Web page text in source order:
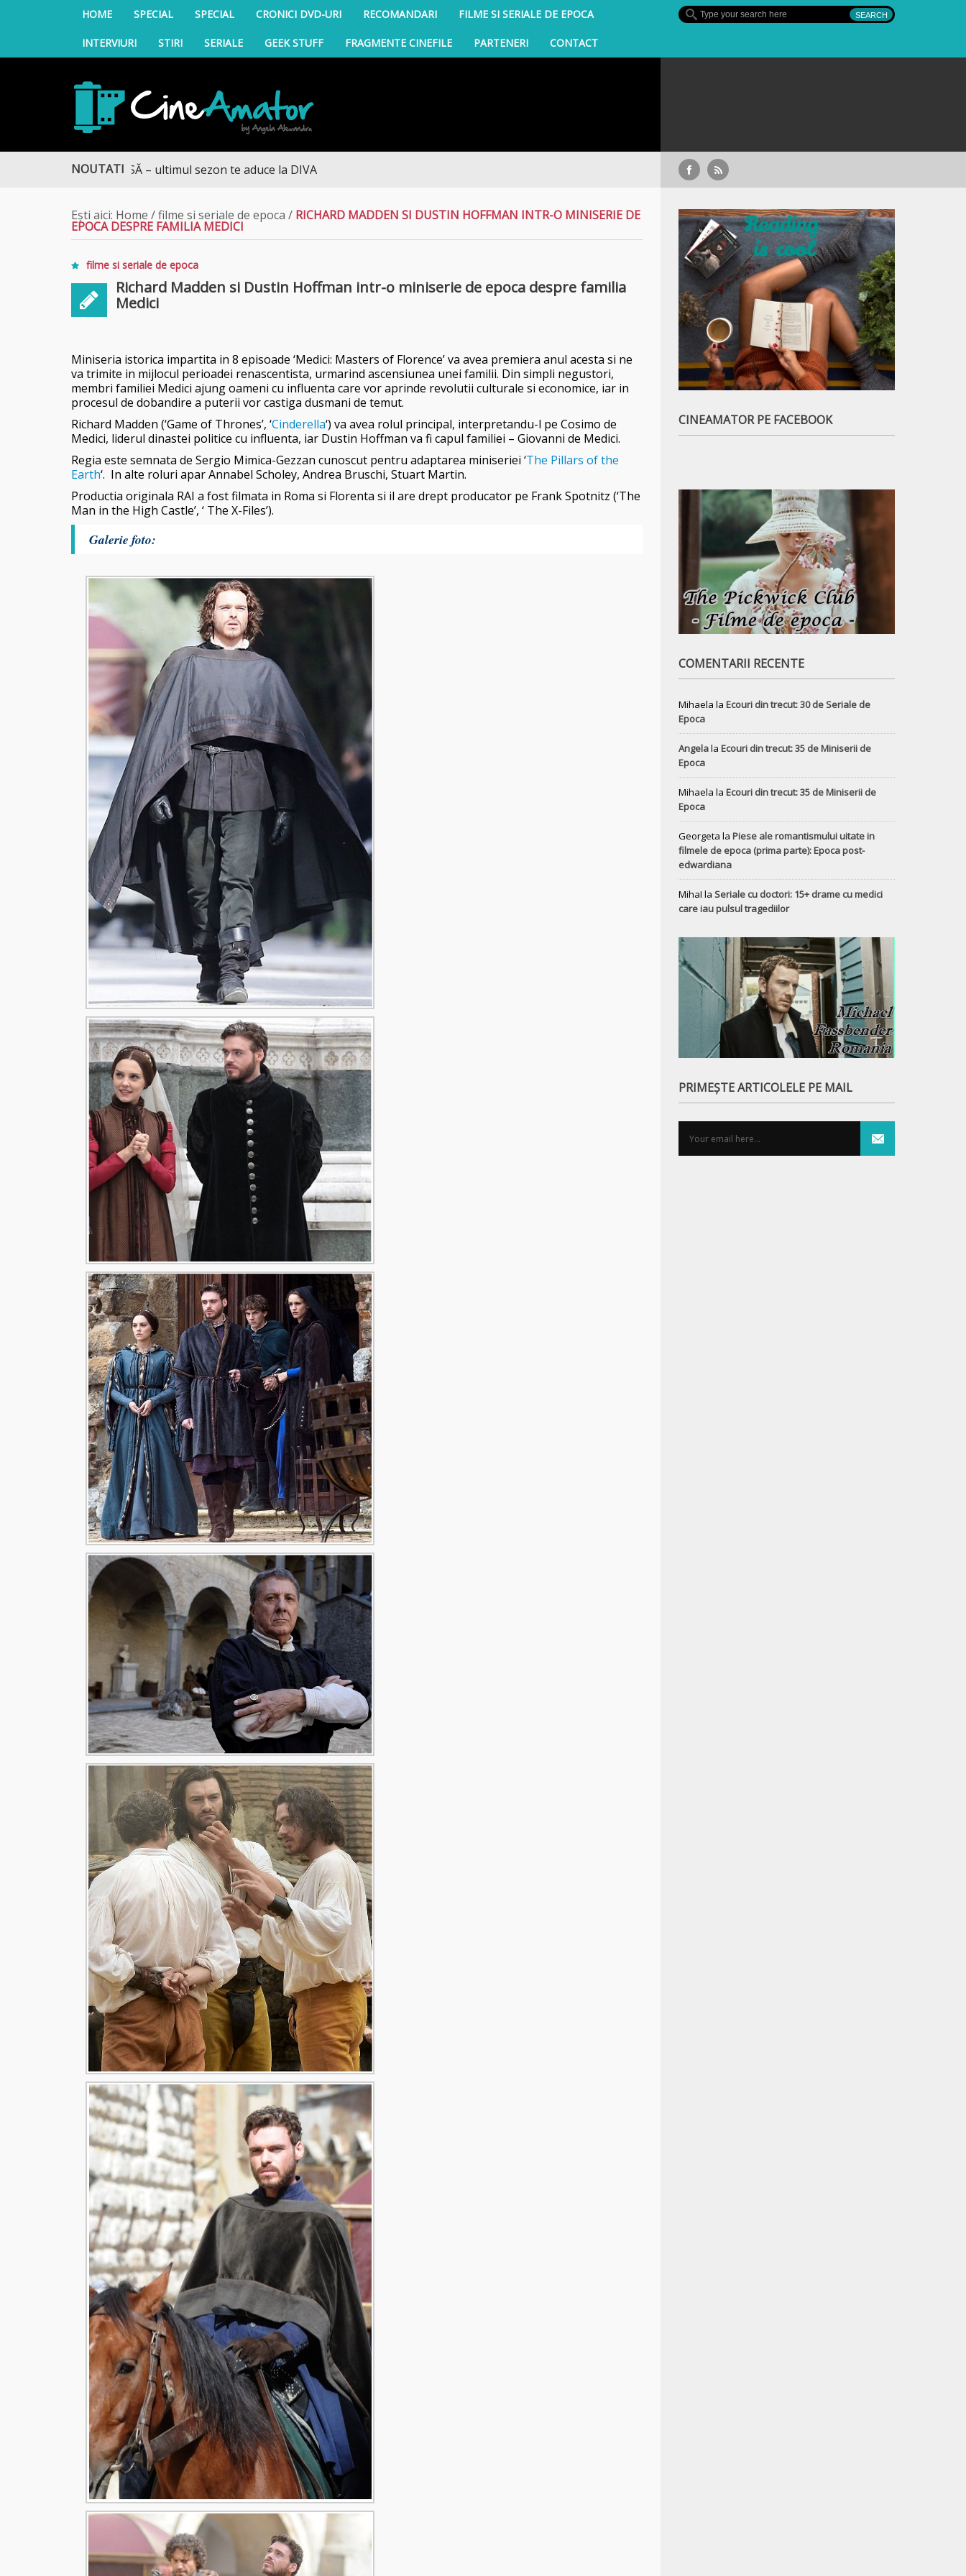
HOME SPECIAL SPECIAL CRONICI DVD-URI RECOMANDARI FILME SI SERIALE DE EPOCA
INTERVIURI STIRI SERIALE GEEK STUFF FRAGMENTE CINEFILE PARTENERI CONTACT
CineAmator
NOUTATI
SPRE CASĂ – ultimul sezon te aduce la DIVA Sullivan’s Crossing – finalul sezonului 4, pe Diva
Ești aici: Home /filme si seriale de epoca / RICHARD MADDEN SI DUSTIN HOFFMAN INTR-O MINISERIE DE
EPOCA DESPRE FAMILIA MEDICI
filme si seriale de epoca
Richard Madden si Dustin Hoffman intr-o miniserie de epoca despre familia
Medici
Miniseria istorica impartita in 8 episoade ‘Medici: Masters of Florence’ va avea premiera anul acesta si ne
va trimite in mijlocul perioadei renascentista, urmarind ascensiunea unei familii. Din simpli negustori,
membri familiei Medici ajung oameni cu influenta care vor aprinde revolutii culturale si economice, iar in
procesul de dobandire a puterii vor castiga dusmani de temut.
Richard Madden (‘Game of Thrones’, ‘Cinderella‘) va avea rolul principal, interpretandu-l pe Cosimo de
Medici, liderul dinastei politice cu influenta, iar Dustin Hoffman va fi capul familiei – Giovanni de Medici.
Regia este semnata de Sergio Mimica-Gezzan cunoscut pentru adaptarea miniseriei ‘The Pillars of the
Earth‘. In alte roluri aparAnnabel Scholey, Andrea Bruschi, Stuart Martin.
Productia originala RAI a fost filmata in Roma si Florenta si il are drept producator pe Frank Spotnitz (‘The
Man in the High Castle’, ‘ The X-Files’).
Galerie foto:
CINEAMATOR PE FACEBOOK
COMENTARII RECENTE
Mihaela la Ecouri din trecut: 30 de Seriale de
Epoca
Angelala Ecouri din trecut: 35 de Miniserii de
Epoca
Mihaela la Ecouri din trecut: 35 de Miniserii de
Epoca
Georgeta la Piese ale romantismului uitate in
filmele de epoca (prima parte): Epoca post-
edwardiana
MihaI la Seriale cu doctori: 15+ drame cu medici
care iau pulsul tragediilor
PRIMEȘTE ARTICOLELE PE MAIL